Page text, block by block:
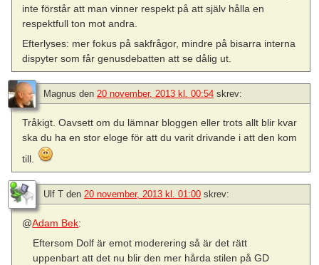
inte förstår att man vinner respekt på att själv hålla en
respektfull ton mot andra.
Efterlyses: mer fokus på sakfrågor, mindre på bisarra interna
dispyter som får genusdebatten att se dålig ut.
Magnus den 20 november, 2013 kl. 00:54 skrev:
Tråkigt. Oavsett om du lämnar bloggen eller trots allt blir kvar
ska du ha en stor eloge för att du varit drivande i att den kom
till.
Ulf T den 20 november, 2013 kl. 01:00 skrev:
@Adam Bek:
Eftersom Dolf är emot moderering så är det rätt
uppenbart att det nu blir den mer hårda stilen på GD